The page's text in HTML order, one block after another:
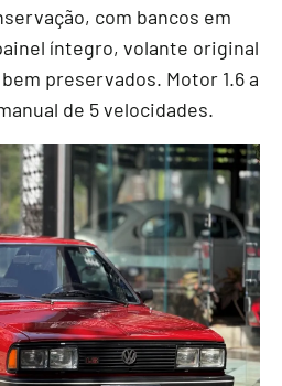
com bancos em
íntegro, volante original
preservados. Motor 1.6 a
de 5 velocidades.